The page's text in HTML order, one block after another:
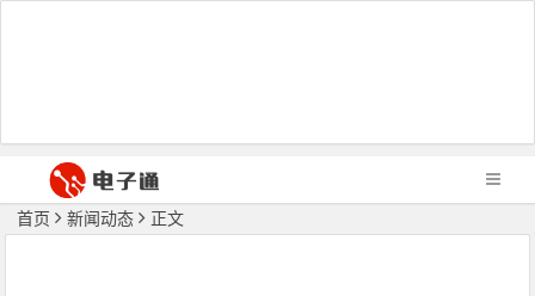
首页 新闻动态 正文